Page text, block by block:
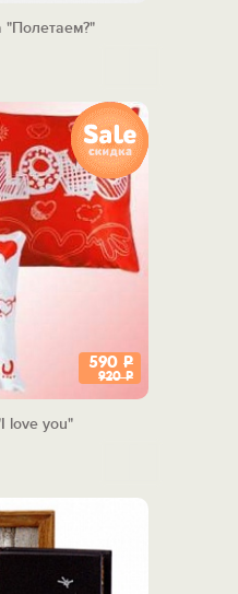
"Полетаем?"
590 Р
920Р
love you"